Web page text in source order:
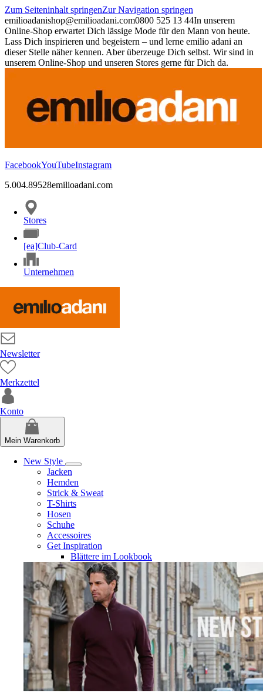
Zum Seiteninhalt springenZur Navigation springen
emilioadanishop@emilioadani.com0800 525 13 44In unserem
Online-Shop erwartet Dich lässige Mode für den Mann von heute.
Lass Dich inspirieren und begeistern – und lerne emilio adani an
dieser Stelle näher kennen. Aber überzeuge Dich selbst. Wir sind in
unserem Online-Shop und unseren Stores gerne für Dich da.
FacebookYouTubeInstagram
5.004.89528emilioadani.com
Stores
[ea]Club-Card
Unternehmen
Newsletter
Merkzettel
Konto
Mein Warenkorb
New Style
Jacken
Hemden
Strick & Sweat
T-Shirts
Hosen
Schuhe
Accessoires
Get Inspiration
Blättere im Lookbook